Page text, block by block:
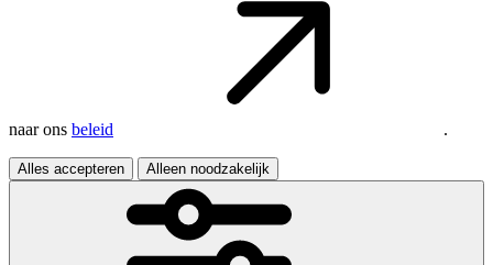
naar ons beleid .
Alles accepteren Alleen noodzakelijk